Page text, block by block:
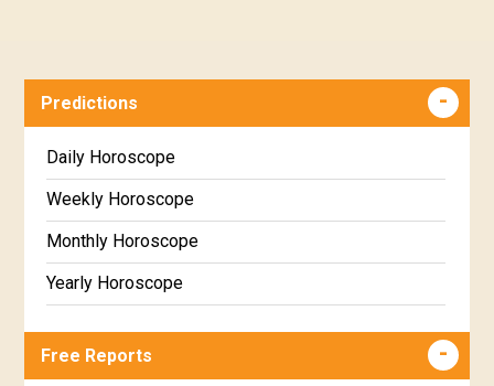
Predictions
Daily Horoscope
Weekly Horoscope
Monthly Horoscope
Yearly Horoscope
Free Reports